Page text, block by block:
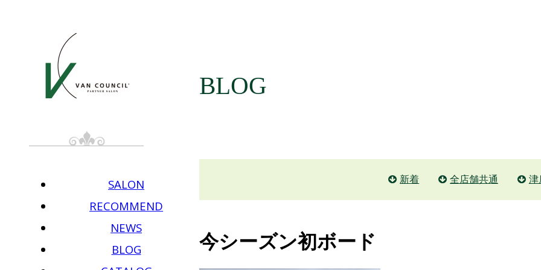
BLOG
新着 全店舗共通 津
今シーズン初ボード
SALON
RECOMMEND
NEWS
BLOG